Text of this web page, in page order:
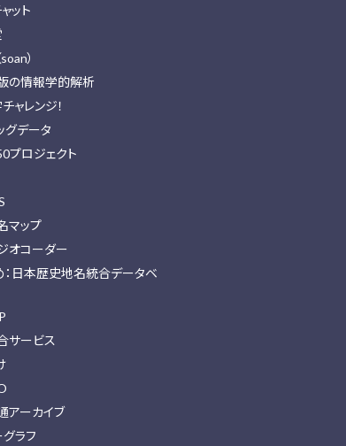
ット
）
の情報学的解析
ャレンジ！
グデータ
プロジェクト
マップ
オコーダー
：日本歴史地名統合データベ
サービス
アーカイブ
グラフ